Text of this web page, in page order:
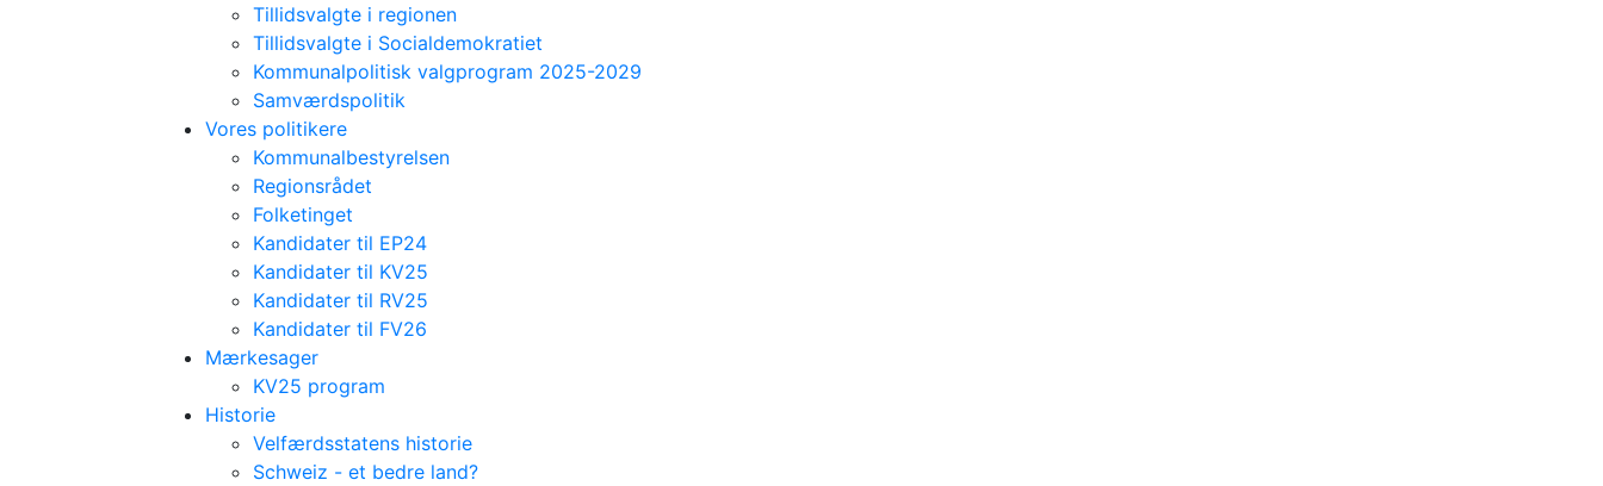
Tillidsvalgte i regionen
Tillidsvalgte i Socialdemokratiet
Kommunalpolitisk valgprogram 2025-2029
Samværdspolitik
Vores politikere
Kommunalbestyrelsen
Regionsrådet
Folketinget
Kandidater til EP24
Kandidater til KV25
Kandidater til RV25
Kandidater til FV26
Mærkesager
KV25 program
Historie
Velfærdsstatens historie
Schweiz - et bedre land?